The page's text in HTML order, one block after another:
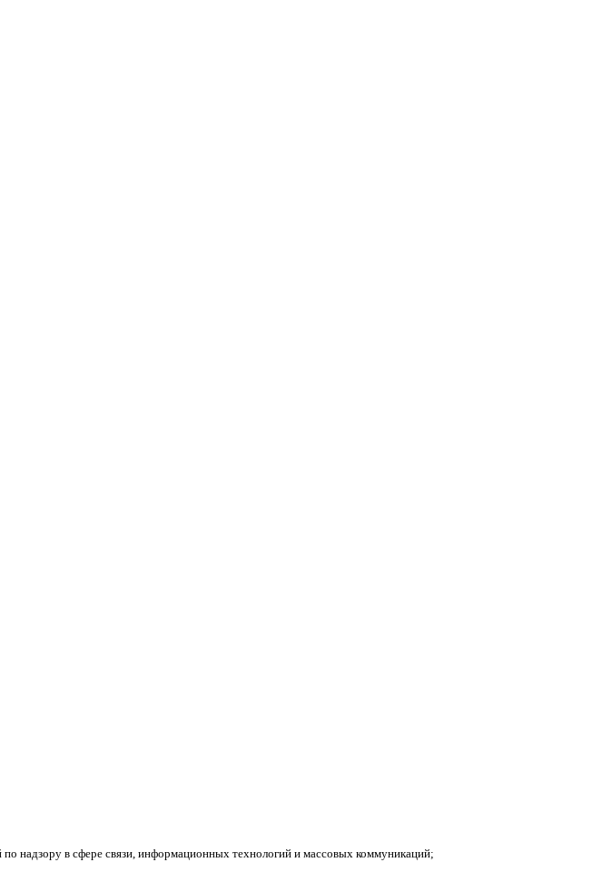
надзору в сфере связи, информационных технологий и массовых коммуникаций;